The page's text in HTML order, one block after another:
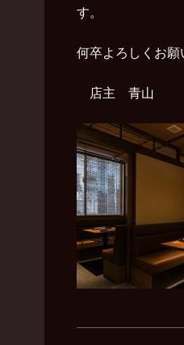
す。
何卒よろしく
店主 青山